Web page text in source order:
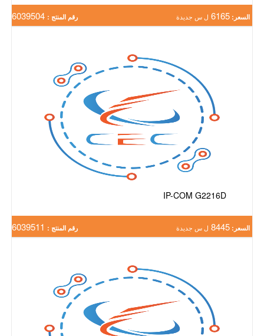
السعر: 6165 ل س جديدة رقم المنتج :
IP-COM G2216D
السعر: 8445 ل س جديدة رقم المنتج :